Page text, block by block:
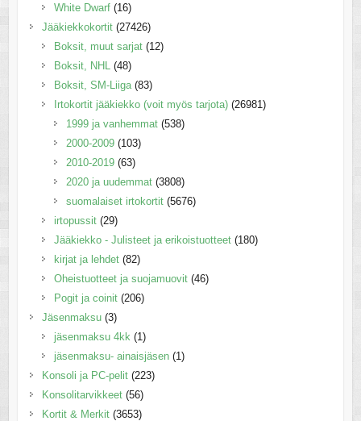
White Dwarf (16)
Jääkiekkokortit (27426)
Boksit, muut sarjat (12)
Boksit, NHL
(48)
Boksit, SM-Liiga (83)
Irtokortit jääkiekko (voit myös tarjota) (26981)
1999 ja vanhemmat (538)
2000-2009 (103)
2010-2019 (63)
2020 ja uudemmat (3808)
suomalaiset irtokortit (5676)
irtopussit (29)
Jääkiekko - Julisteet ja erikoistuotteet (180)
kirjat ja lehdet (82)
Oheistuotteet ja suojamuovit (46)
Pogit ja coinit (206)
Jäsenmaksu (3)
jäsenmaksu 4kk (1)
jäsenmaksu- ainaisjäsen (1)
Konsoli ja PC-pelit (223)
Konsolitarvikkeet (56)
Kortit & Merkit (3653)